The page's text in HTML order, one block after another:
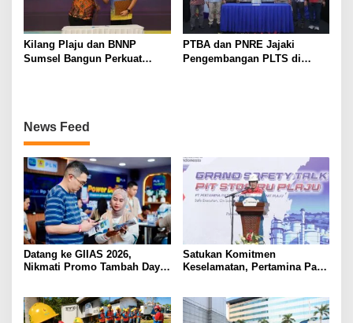
Kilang Plaju dan BNNP
Sumsel Bangun Perkuat
PTBA dan PNRE Jajaki
Pengembangan PLTS di
News Feed
Datang ke GIIAS 2026,
Nikmati Promo Tambah Daya
Satukan Komitmen
Keselamatan, Pertamina Patra
Pit Stop Tahap II 2026